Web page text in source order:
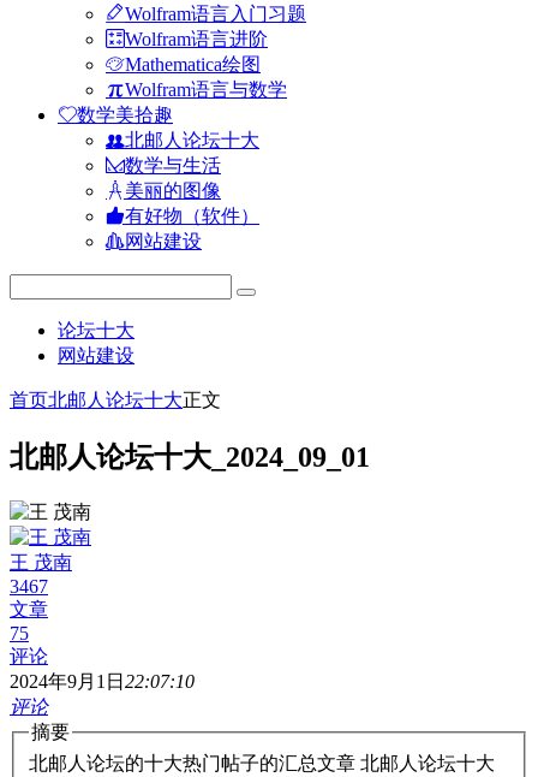
Wolfram语言入门习题
Wolfram语言进阶
Mathematica绘图
Wolfram语言与数学
数学美拾趣
北邮人论坛十大
数学与生活
美丽的图像
有好物（软件）
网站建设
论坛十大
网站建设
首页北邮人论坛十大正文
北邮人论坛十大_2024_09_01
王 茂南
3467
文章
75
评论
2024年9月1日 22:07:10
评论
摘要
北邮人论坛的十大热门帖子的汇总文章 北邮人论坛十大